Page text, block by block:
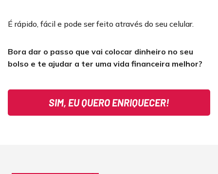
É rápido, fácil e pode ser feito através do seu celular.
Bora dar o passo que vai colocar dinheiro no seu
bolso e te ajudar a ter uma vida financeira melhor?
SIM, EU QUERO ENRIQUECER!